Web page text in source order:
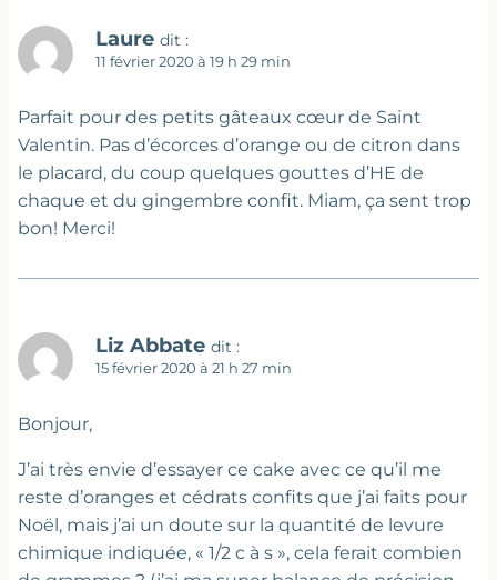
Laure dit :
11 février 2020 à 19 h 29 min
Parfait pour des petits gâteaux cœur de Saint
Valentin. Pas d’écorces d’orange ou de citron dans
le placard, du coup quelques gouttes d’HE de
chaque et du gingembre confit. Miam, ça sent trop
bon! Merci!
Liz Abbate dit :
15 février 2020 à 21 h 27 min
Bonjour,
J’ai très envie d’essayer ce cake avec ce qu’il me
reste d’oranges et cédrats confits que j’ai faits pour
Noël, mais j’ai un doute sur la quantité de levure
chimique indiquée, « 1/2 c à s », cela ferait combien